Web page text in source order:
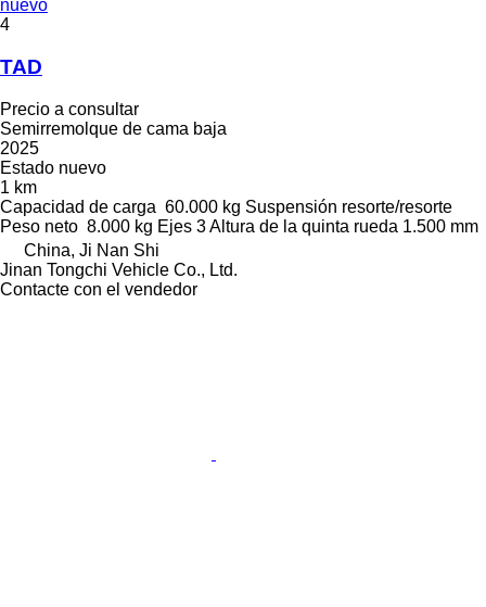
nuevo
4
TAD
Precio a consultar
Semirremolque de cama baja
2025
Estado nuevo
1 km
Capacidad de carga 60.000 kg Suspensión resorte/resorte
Peso neto 8.000 kg Ejes 3Altura de la quinta rueda 1.500 mm
China, Ji Nan Shi
Jinan Tongchi Vehicle Co., Ltd.
Contacte con el vendedor